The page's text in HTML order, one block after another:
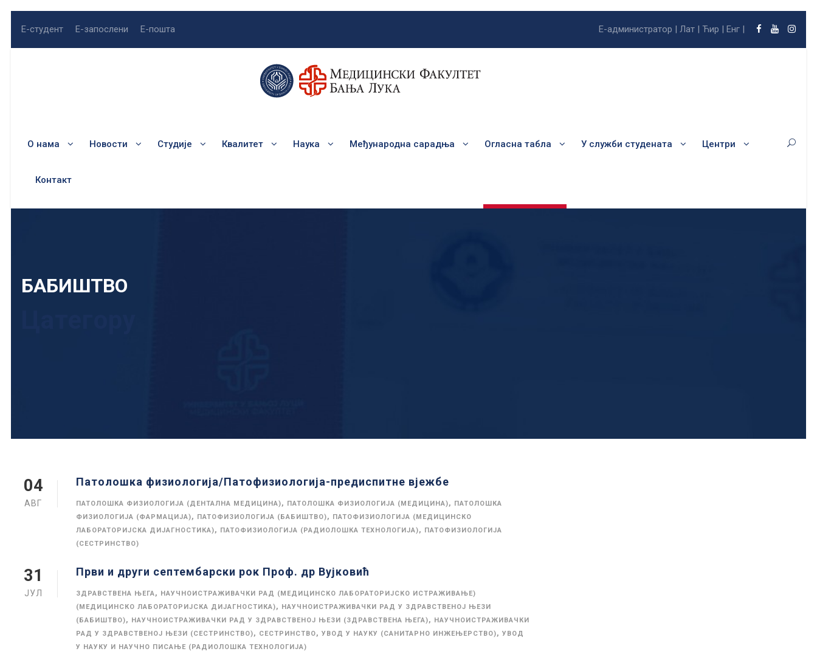
Е-студент Е-запослени Е-пошта Е-администратор | Лат | Ћир | Енг |
О нама Новости Студије Квалитет Наука Међународна сарадња Огласна табла У служби студената Центри
Контакт
БАБИШТВО
04
АВГ
Патолошка физиологија/Патофизиологија-предиспитне вјежбе
ПАТОЛОШКА ФИЗИОЛОГИЈА (ДЕНТАЛНА МЕДИЦИНА), ПАТОЛОШКА ФИЗИОЛОГИЈА (МЕДИЦИНА), ПАТОЛОШКА
ФИЗИОЛОГИЈА (ФАРМАЦИЈА), ПАТОФИЗИОЛОГИЈА (БАБИШТВО), ПАТОФИЗИОЛОГИЈА (МЕДИЦИНСКО
ЛАБОРАТОРИЈСКА ДИЈАГНОСТИКА), ПАТОФИЗИОЛОГИЈА (РАДИОЛОШКА ТЕХНОЛОГИЈА), ПАТОФИЗИОЛОГИЈА
(СЕСТРИНСТВО)
31
ЈУЛ
Први и други септембарски рок Проф. др Вујковић
ЗДРАВСТВЕНА ЊЕГА, НАУЧНОИСТРАЖИВАЧКИ РАД (МЕДИЦИНСКО ЛАБОРАТОРИЈСКО ИСТРАЖИВАЊЕ)
(МЕДИЦИНСКО ЛАБОРАТОРИЈСКА ДИЈАГНОСТИКА), НАУЧНОИСТРАЖИВАЧКИ РАД У ЗДРАВСТВЕНОЈ ЊЕЗИ
(БАБИШТВО), НАУЧНОИСТРАЖИВАЧКИ РАД У ЗДРАВСТВЕНОЈ ЊЕЗИ (ЗДРАВСТВЕНА ЊЕГА), НАУЧНОИСТРАЖИВАЧКИ
РАД У ЗДРАВСТВЕНОЈ ЊЕЗИ (СЕСТРИНСТВО), СЕСТРИНСТВО, УВОД У НАУКУ (САНИТАРНО ИНЖЕЊЕРСТВО), УВОД
У НАУКУ И НАУЧНО ПИСАЊЕ (РАДИОЛОШКА ТЕХНОЛОГИЈА)